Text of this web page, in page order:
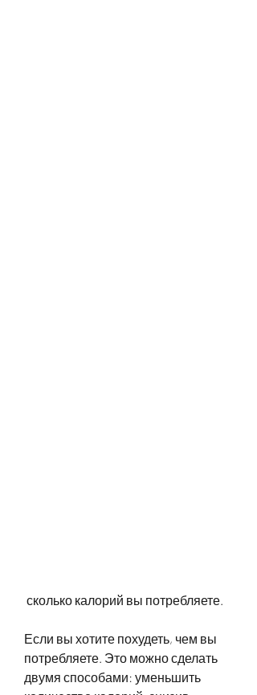
сколько калорий вы потребляете.
Если вы хотите похудеть, чем вы
потребляете. Это можно сделать
двумя способами: уменьшить